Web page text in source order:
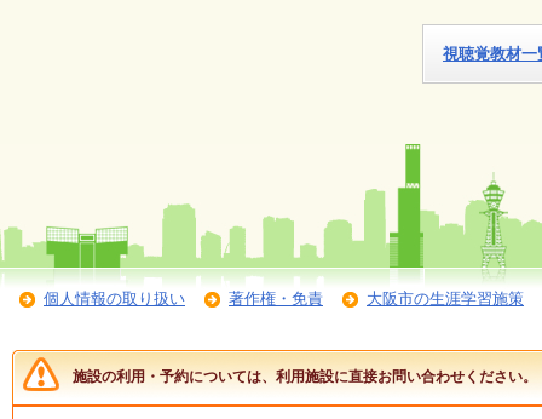
マ
ガ
視聴覚教材一
個人情報の取り扱い 著作権・免責 大阪市の生涯学習施策
施設の利用・予約については、利用施設に直接お問い合わせください。